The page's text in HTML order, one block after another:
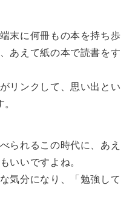
末に何冊もの本を持ち歩
あえて紙の本で読書をす
リンクして、思い出とい
られるこの時代に、あえ
いいですよね。
気分になり、「勉強して